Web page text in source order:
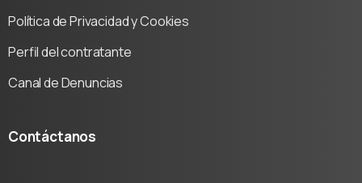
Política de Privacidad y Cookies
Perfil del contratante
Canal de Denuncias
Contáctanos